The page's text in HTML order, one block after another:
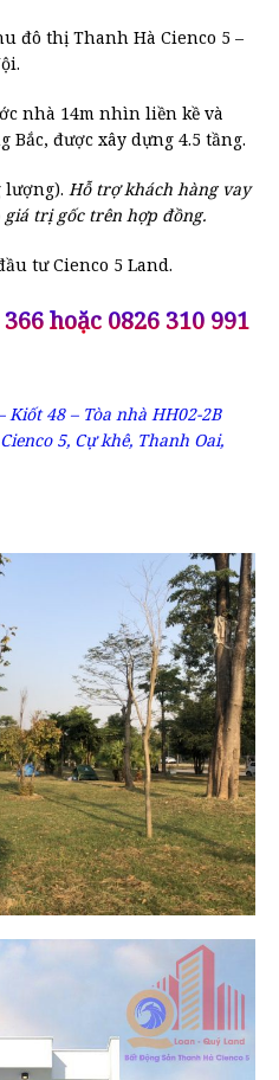
đô thị Thanh Hà Cienco 5 –
nhà 14m nhìn liền kề và
được xây dựng 4.5 tầng.
lượng). Hỗ trợ khách hàng vay
trị gốc trên hợp đồng.
tư Cienco 5 Land.
hoặc 0826 310 991
Kiốt 48 – Tòa nhà HH02-2B
5, Cự khê, Thanh Oai,